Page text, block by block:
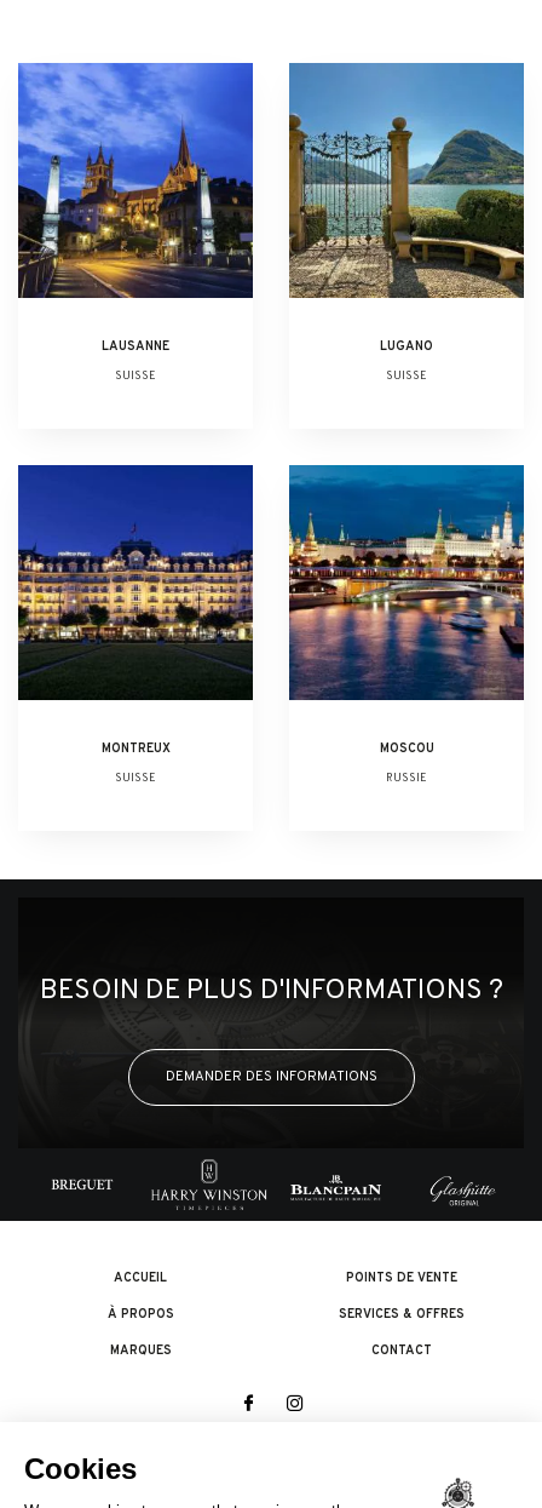
LAUSANNE
SUISSE
LUGANO
SUISSE
MONTREUX
SUISSE
MOSCOU
RUSSIE
BESOIN DE PLUS D'INFORMATIONS ?
DEMANDER DES INFORMATIONS
ACCUEIL
À PROPOS
MARQUES
POINTS DE VENTE
SERVICES & OFFRES
CONTACT